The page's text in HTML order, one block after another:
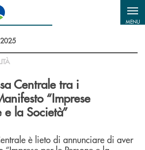
MENU
Centrale tra i
“Imprese
e la Società”
è lieto di annunciare di aver